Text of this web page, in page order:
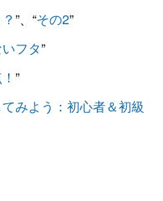
”、“その2”
フタ”
”
みよう：初心者＆初級